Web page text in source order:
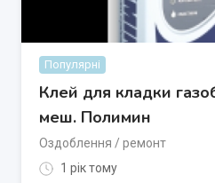
Популярні
Клей для кладки
меш. Полимин
Оздоблення / ремонт
1 рік тому